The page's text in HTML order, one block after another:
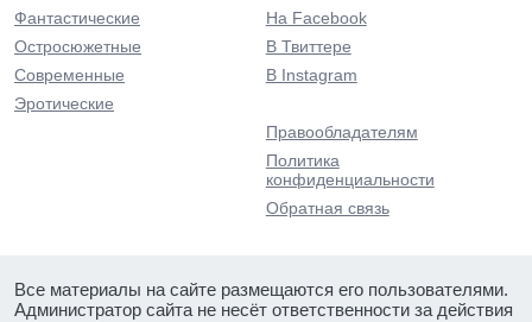
Фантастические
Остросюжетные
Современные
Эротические
На Facebook
В Твиттере
В Instagram
Правообладателям
Политика
конфиденциальности
Обратная связь
Все материалы на сайте размещаются его пользователями.
Администратор сайта не несёт ответственности за действия